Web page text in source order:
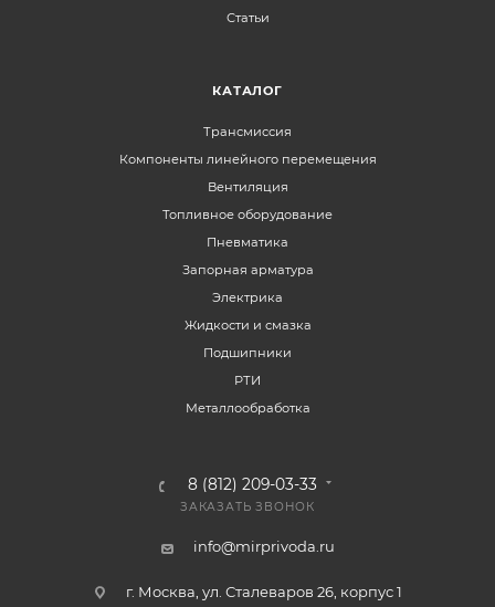
Статьи
КАТАЛОГ
Трансмиссия
Компоненты линейного перемещения
Вентиляция
Топливное оборудование
Пневматика
Запорная арматура
Электрика
Жидкости и смазка
Подшипники
РТИ
Металлообработка
8 (812) 209-03-33
ЗАКАЗАТЬ ЗВОНОК
info@mirprivoda.ru
г. Москва, ул. Сталеваров 26, корпус 1